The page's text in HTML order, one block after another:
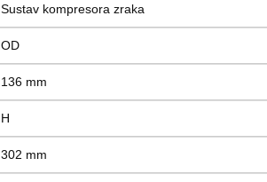
Sustav kompresora zraka
OD
136 mm
H
302 mm